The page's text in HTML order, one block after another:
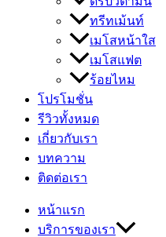
ทรีทเม้นท์
เมโสหน้าใส
เมโสแฟต
ร้อยไหม
โปรโมชั่น
รีวิวทั้งหมด
เกี่ยวกับเรา
บทความ
ติดต่อเรา
หน้าแรก
บริการของเรา